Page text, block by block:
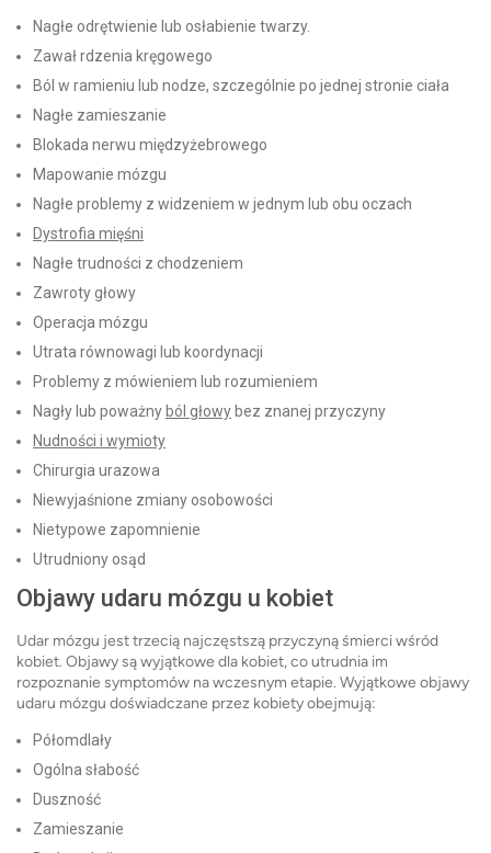
Nagłe odrętwienie lub osłabienie twarzy.
Zawał rdzenia kręgowego
Ból w ramieniu lub nodze, szczególnie po jednej stronie ciała
Nagłe zamieszanie
Blokada nerwu międzyżebrowego
Mapowanie mózgu
Nagłe problemy z widzeniem w jednym lub obu oczach
Dystrofia mięśni
Nagłe trudności z chodzeniem
Zawroty głowy
Operacja mózgu
Utrata równowagi lub koordynacji
Problemy z mówieniem lub rozumieniem
Nagły lub poważny ból głowy bez znanej przyczyny
Nudności i wymioty
Chirurgia urazowa
Niewyjaśnione zmiany osobowości
Nietypowe zapomnienie
Utrudniony osąd
Objawy udaru mózgu u kobiet
Udar mózgu jest trzecią najczęstszą przyczyną śmierci wśród
kobiet. Objawy są wyjątkowe dla kobiet, co utrudnia im
rozpoznanie symptomów na wczesnym etapie. Wyjątkowe objawy
udaru mózgu doświadczane przez kobiety obejmują:
Półomdlały
Ogólna słabość
Duszność
Zamieszanie